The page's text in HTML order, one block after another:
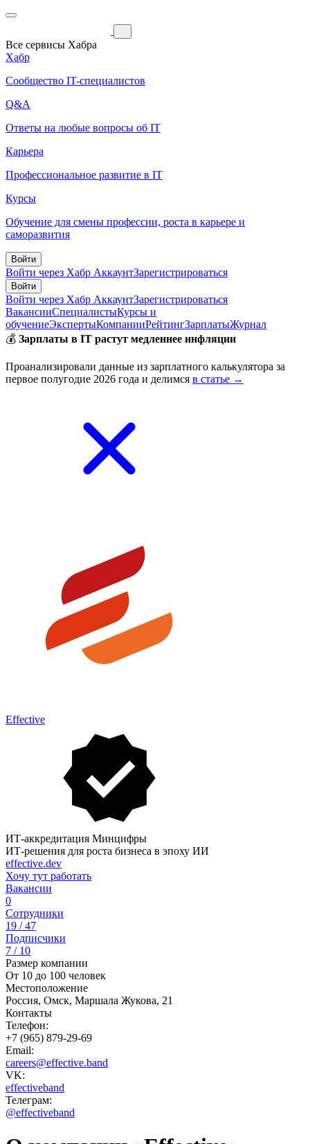
Все сервисы Хабра
Хабр
Сообщество IT-специалистов
Q&A
Ответы на любые вопросы об IT
Карьера
Профессиональное развитие в IT
Курсы
Обучение для смены профессии, роста в карьере и
саморазвития
Войти
Войти через Хабр АккаунтЗарегистрироваться
Войти
Войти через Хабр АккаунтЗарегистрироваться
ВакансииСпециалистыКурсы и
обучениеЭкспертыКомпанииРейтингЗарплатыЖурнал
💰 Зарплаты в IT растут медленнее инфляции
Проанализировали данные из зарплатного калькулятора за
первое полугодие 2026 года и делимся в статье →
Effective
ИТ-аккредитация Минцифры
ИТ-решения для роста бизнеса в эпоху ИИ
effective.dev
Хочу тут работать
Вакансии
0
Сотрудники
19 / 47
Подписчики
7 / 10
Размер компании
От 10 до 100 человек
Местоположение
Россия, Омск, Маршала Жукова, 21
Контакты
Телефон:
+7 (965) 879-29-69
Email:
careers@effective.band
VK:
effectiveband
Телеграм:
@effectiveband